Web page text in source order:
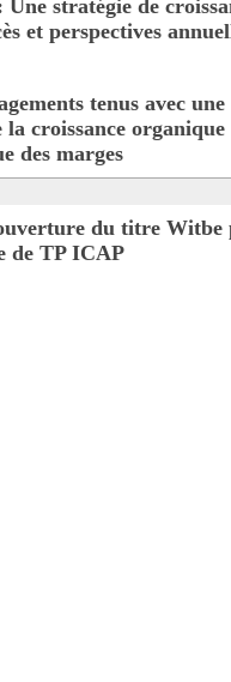
stratégie de
et perspectives
tenus avec une
croissance
des marges
du titre Witbe
de TP ICAP